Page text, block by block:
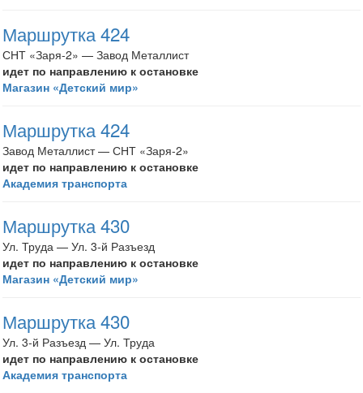
Маршрутка 424
СНТ «Заря-2» — Завод Металлист
идет по направлению к остановке
Магазин «Детский мир»
Маршрутка 424
Завод Металлист — СНТ «Заря-2»
идет по направлению к остановке
Академия транспорта
Маршрутка 430
Ул. Труда — Ул. 3-й Разъезд
идет по направлению к остановке
Магазин «Детский мир»
Маршрутка 430
Ул. 3-й Разъезд — Ул. Труда
идет по направлению к остановке
Академия транспорта